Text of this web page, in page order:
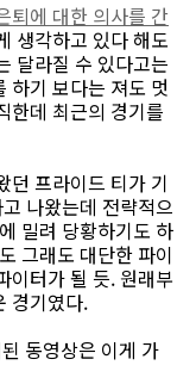
퇴에 대한 의사를 간
생각하고 있다 해도
달라질 수 있다고는
하기 보다는 져도 멋
한데 최근의 경기를
던 프라이드 티가 기
나왔는데 전략적으
밀려 당황하기도 하
그래도 대단한 파이
이터가 될 듯. 원래부
경기였다.
동영상은 이게 가